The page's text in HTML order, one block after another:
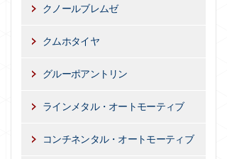
クノールブレムゼ
クムホタイヤ
グルーポアントリン
ラインメタル・オートモーティブ
コンチネンタル・オートモーティブ